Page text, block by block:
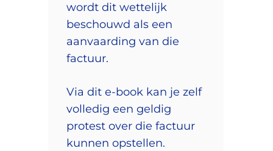
wordt dit wettelijk
beschouwd als een
aanvaarding van die
factuur.
Via dit e-book kan je zelf
volledig een geldig
protest over die factuur
kunnen opstellen.